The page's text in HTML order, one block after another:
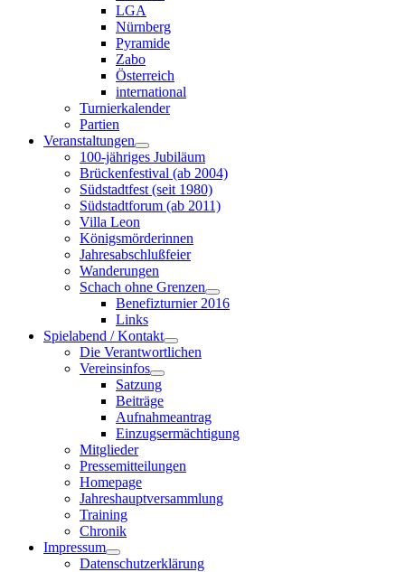
LGA
Nürnberg
Pyramide
Zabo
Österreich
international
Turnierkalender
Partien
Veranstaltungen
100-jähriges Jubiläum
Brückenfestival (ab 2004)
Südstadtfest (seit 1980)
Südstadtforum (ab 2011)
Villa Leon
Königsmörderinnen
Jahresabschlußfeier
Wanderungen
Schach ohne Grenzen
Benefizturnier 2016
Links
Spielabend / Kontakt
Die Verantwortlichen
Vereinsinfos
Satzung
Beiträge
Aufnahmeantrag
Einzugsermächtigung
Mitglieder
Pressemitteilungen
Homepage
Jahreshauptversammlung
Training
Chronik
Impressum
Datenschutzerklärung